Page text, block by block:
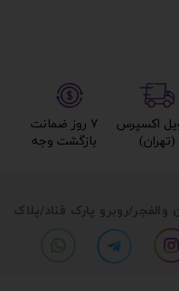
روبرو پارک قناد/پلاک
۷ روز ضمانت
بازگشت وجه​​​​​​​
اکسپرس
(تهران)​​​​​​​